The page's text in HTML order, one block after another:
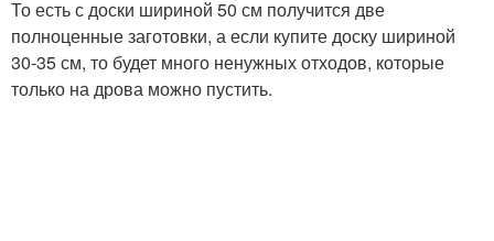
То есть с доски шириной 50 см получится две
полноценные заготовки, а если купите доску шириной
30-35 см, то будет много ненужных отходов, которые
только на дрова можно пустить.